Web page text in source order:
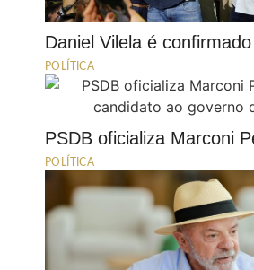
Daniel Vilela é
POLÍTICA
PSDB oficializa Marconi
POLÍTICA